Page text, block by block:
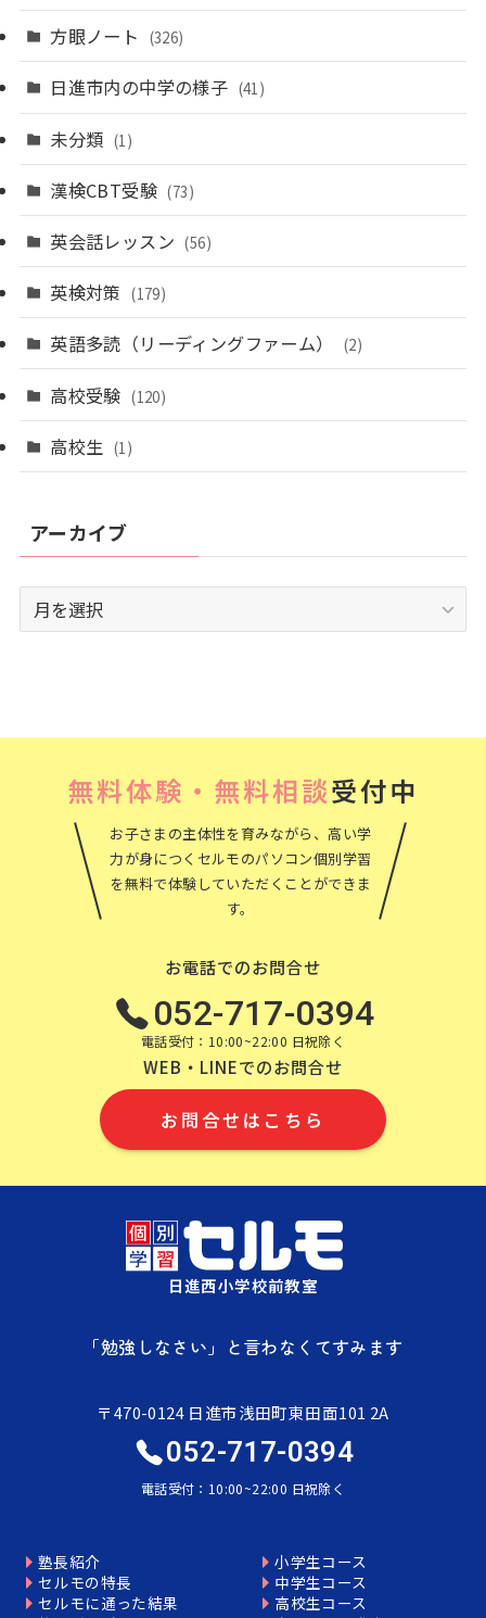
方眼ノート (326)
日進市内の中学の様子 (41)
未分類 (1)
漢検CBT受験 (73)
英会話レッスン (56)
英検対策 (179)
英語多読（リーディングファーム） (2)
高校受験 (120)
高校生 (1)
アーカイブ
ー
無料体験・無料相談受付中
お子さまの主体性を育みながら、高い学
力が身につくセルモのパソコン個別学習
を無料で体験していただくことができま
す。
お電話でのお問合せ
052-717-0394
電話受付：10:00~22:00 日祝除く
WEB・LINEでのお問合せ
お問合せはこちら
日進西小学校前教室
「勉強しなさい」と言わなくてすみます
〒470-0124 日進市浅田町東田面101 2A
052-717-0394
電話受付：10:00~22:00 日祝除く
塾長紹介
セルモの特長
セルモに通った結果
小学生コース
中学生コース
高校生コース